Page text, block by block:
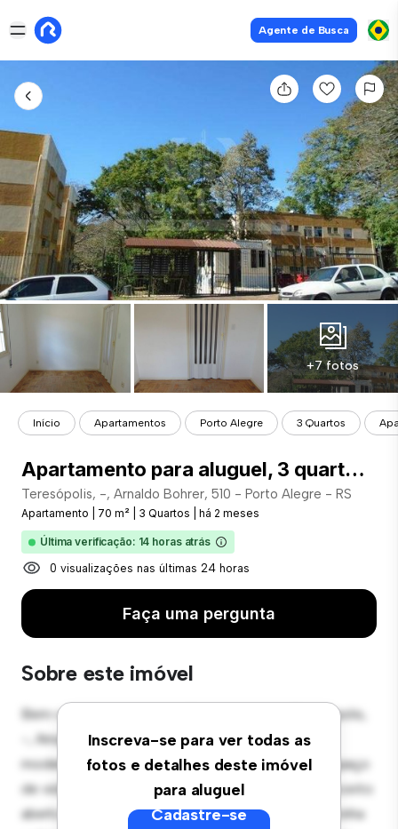
Agente de Busca
+7 fotos
Início Apartamentos Porto Alegre 3 Quartos
Apartamento para aluguel, 3 quartos, 1 vaga, Teresópolis - Porto Alegre/RS - COD: 230
Teresópolis, -, Arnaldo Bohrer, 510 - Porto Alegre - RS
Apartamento 70 m² 3 Quartos há 2 meses
Última verificação: 14 horas atrás
0 visualizações nas últimas 24 horas
Faça uma pergunta
Sobre este imóvel
Inscreva-se para ver todas as
fotos e detalhes deste imóvel
para aluguel
Cadastre-se
Bem-vindo ao seu novo refúgio urbano em Teresópolis,
-, Arnaldo Bohrer, 510 - Porto Alegre - RS! Este
moderno apartamento de 3 quartos oferece um espaço
de vida elegante e aconchegante. O layout em conceito
aberto é perfeito para receber convidados, e a cozinha